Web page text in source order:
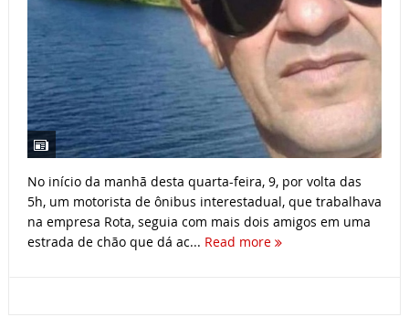
No início da manhã desta quarta-feira, 9, por volta das
5h, um motorista de ônibus interestadual, que trabalhava
na empresa Rota, seguia com mais dois amigos em uma
estrada de chão que dá ac... Read more